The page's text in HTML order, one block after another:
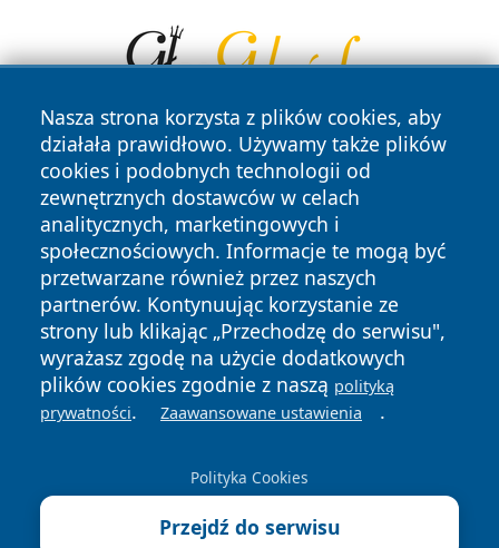
Nasza strona korzysta z plików cookies, aby
działała prawidłowo. Używamy także plików
cookies i podobnych technologii od
zewnętrznych dostawców w celach
analitycznych, marketingowych i
społecznościowych. Informacje te mogą być
przetwarzane również przez naszych
partnerów. Kontynuując korzystanie ze
strony lub klikając „Przechodzę do serwisu",
wyrażasz zgodę na użycie dodatkowych
plików cookies zgodnie z naszą polityką
prywatności. Zaawansowane ustawienia .
Polityka Cookies
Przejdź do serwisu
Copyright © 2026 swidnicanews.pl Wszystkie prawa
zastrzeżone.
News Autorzy
Polityka
Prywatności
Polityka
Cookies